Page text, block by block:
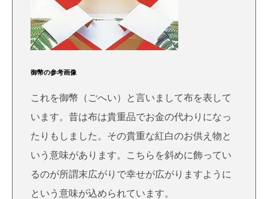
御幣の参考画像
これを御幣（ごへい）と言いまして布を表して
います。昔は布は貴重品でお金の代わりになっ
たりもしました。その貴重な紅白のお供え物と
いう意味があります。こちらを斜めに飾ってい
るのが所謂末広がりで幸せが広がりますように
という意味が込められています。